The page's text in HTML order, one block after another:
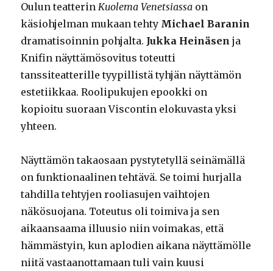
Oulun teatterinKuolema Venetsiassa on
käsiohjelman mukaan tehty Michael Baranin
dramatisoinnin pohjalta. Jukka Heinäsen ja
Knifin näyttämösovitus toteutti
tanssiteatterille tyypillistä tyhjän näyttämön
estetiikkaa. Roolipukujen epookki on
kopioitu suoraan Viscontin elokuvasta yksi
yhteen.
Näyttämön takaosaan pystytetyllä seinämällä
on funktionaalinen tehtävä. Se toimi hurjalla
tahdilla tehtyjen rooliasujen vaihtojen
näkösuojana. Toteutus oli toimiva ja sen
aikaansaama illuusio niin voimakas, että
hämmästyin, kun aplodien aikana näyttämölle
niitä vastaanottamaan tuli vain kuusi